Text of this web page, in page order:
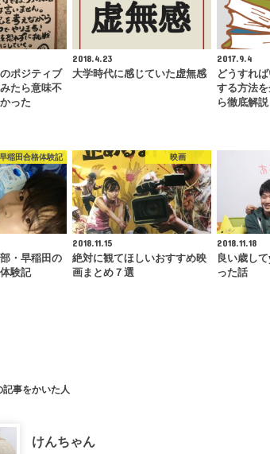
ポジティブ
たら意味不
った
2018.4.23
大学時代に感じていた虚無感
2017.9.4
どうすれ
する方法
ら徹底解説
稲田合格体験記
・早稲田の
験記
映画
2018.11.15
絶対に観てほしいおすすめ映
画まとめ７選
2018.11.18
良い歳し
った話
記事をかいた人
けんちゃん